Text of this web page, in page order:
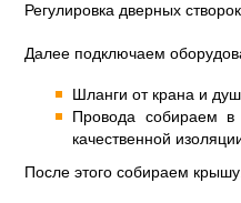
Регулировка дверных створок
Далее подключаем
Шланги от крана и
Провода собираем
качественной
После этого собираем